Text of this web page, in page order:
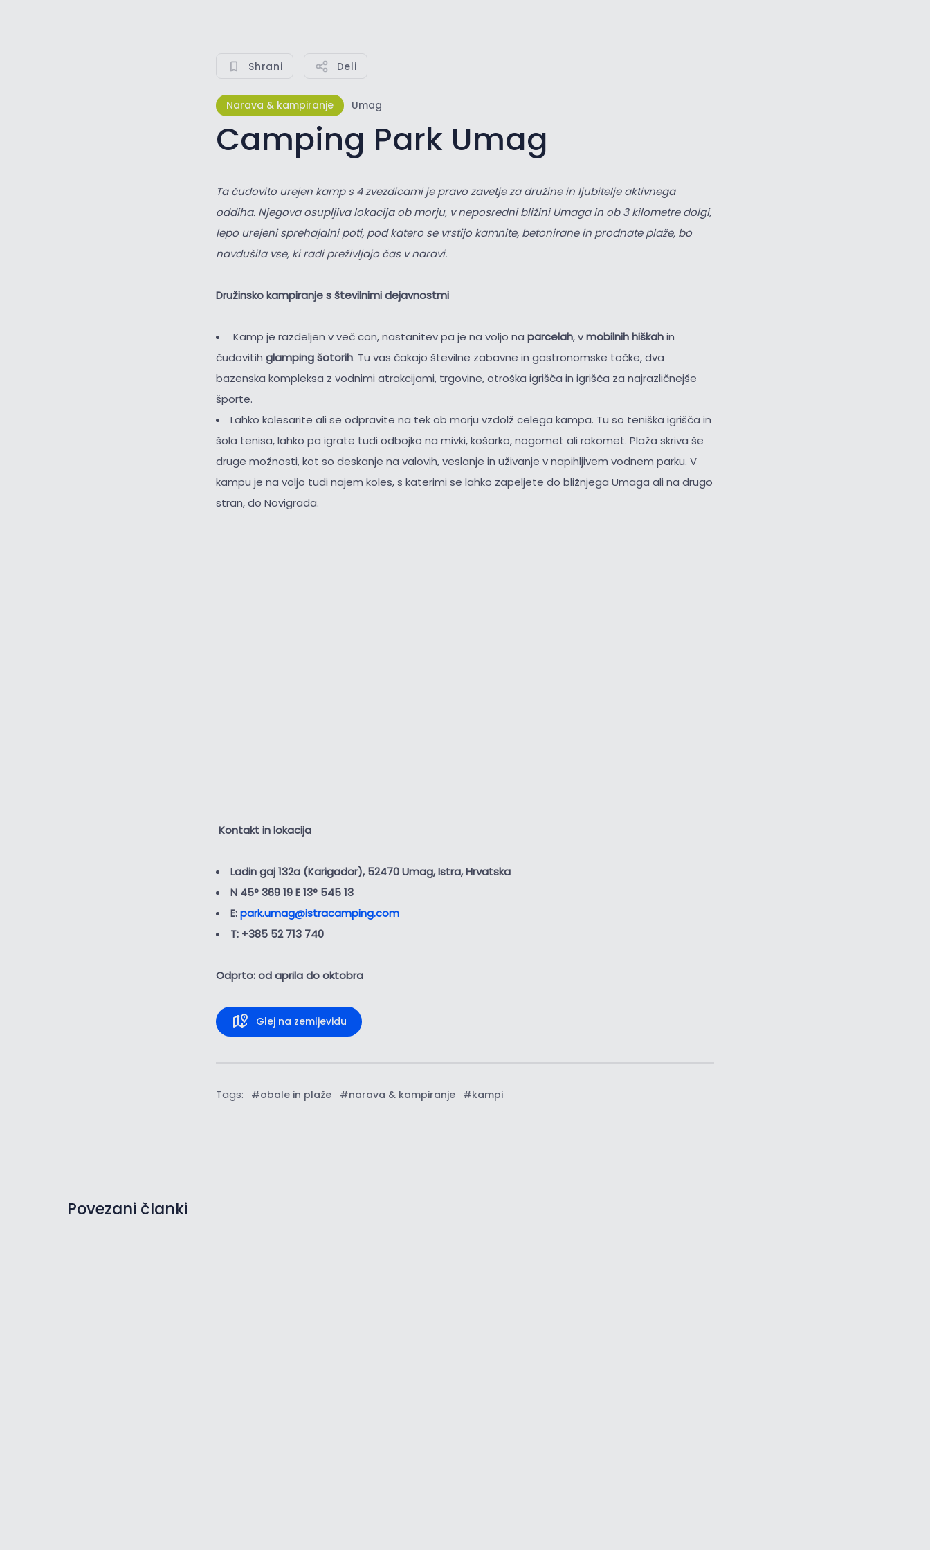
Shrani Deli
Narava & kampiranje Umag
Camping Park Umag
Ta čudovito urejen kamp s 4 zvezdicami je pravo zavetje za družine in ljubitelje aktivnega
oddiha. Njegova osupljiva lokacija ob morju, v neposredni bližini Umaga in ob 3 kilometre dolgi,
lepo urejeni sprehajalni poti, pod katero se vrstijo kamnite, betonirane in prodnate plaže, bo
navdušila vse, ki radi preživljajo čas v naravi.
Družinsko kampiranje s številnimi dejavnostmi
Kamp je razdeljen v več con, nastanitev pa je na voljo na parcelah, vmobilnih hiškahin
čudovitih glamping šotorih. Tu vas čakajo številne zabavne in gastronomske točke, dva
bazenska kompleksa z vodnimi atrakcijami, trgovine, otroška igrišča in igrišča za najrazličnejše
športe.
Lahko kolesarite ali se odpravite na tek ob morju vzdolž celega kampa. Tu so teniška igrišča in
šola tenisa, lahko pa igrate tudi odbojko na mivki, košarko, nogomet ali rokomet. Plaža skriva še
druge možnosti, kot so deskanje na valovih, veslanje in uživanje v napihljivem vodnem parku. V
kampu je na voljo tudi najem koles, s katerimi se lahko zapeljete do bližnjega Umaga ali na drugo
stran, do Novigrada.
Kontakt in lokacija
Ladin gaj 132a (Karigador), 52470 Umag, Istra, Hrvatska
N 45° 369 19 E 13° 545 13
E:park.umag@istracamping.com
T: +385 52 713 740
Odprto: od aprila do oktobra
Glej na zemljevidu
Tags: #obale in plaže #narava & kampiranje #kampi
Povezani članki